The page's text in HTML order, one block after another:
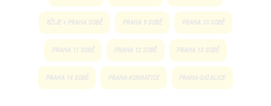
8ŽIJE + PRAHA SOBĚ PRAHA 9 SOBĚ PRAHA 10 SOBĚ
PRAHA 11 SOBĚ PRAHA 12 SOBĚ PRAHA 13 SOBĚ
PRAHA 14 SOBĚ PRAHA-KUNRATICE PRAHA-SATALICE